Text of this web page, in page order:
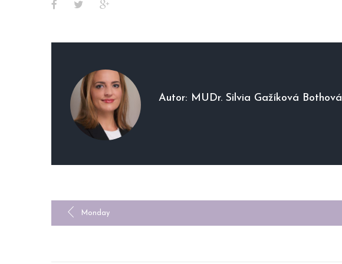
Facebook
TwitterGoogle+
Autor: MUDr. Silvia Gažíková Bothová
NAVIGÁCIA
Monday